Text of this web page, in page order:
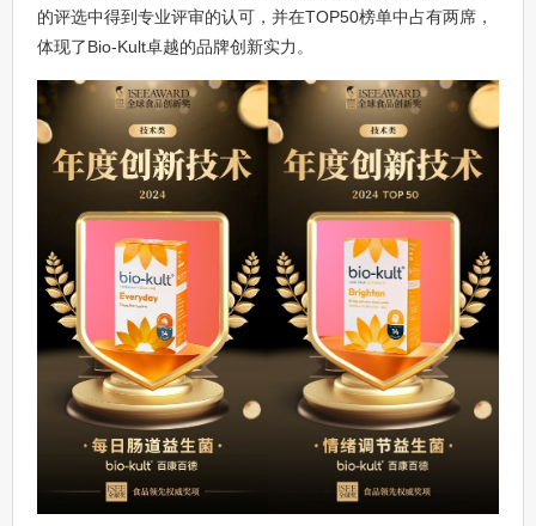
的评选中得到专业评审的认可，并在TOP50榜单中占有两席，
体现了Bio-Kult卓越的品牌创新实力。